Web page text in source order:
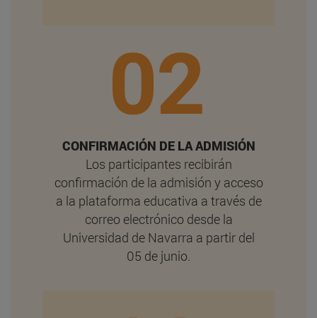
CONFIRMACIÓN DE LA ADMISIÓN
Los participantes recibirán
confirmación de la admisión y acceso
a la plataforma educativa a través de
correo electrónico desde la
Universidad de Navarra a partir del
05 de junio.